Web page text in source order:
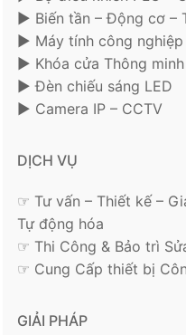
► Biến tần – Động cơ –
► Máy tính công nghiệp
► Khóa cửa Thông minh
► Đèn chiếu sáng LED
► Camera IP – CCTV
DỊCH VỤ
☞ Tư vấn – Thiết kế –
Tự động hóa
☞ Thi Công & Bảo trì
☞ Cung Cấp thiết bị
GIẢI PHÁP